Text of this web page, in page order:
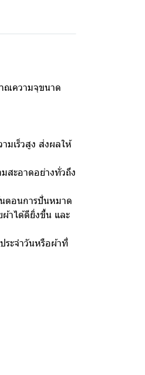
ณความจุขนาด
มเร็วสูง ส่งผลให้
สะอาดอย่างทั่วถึง
ตอนการปั่นหมาด
าได้ดียิ่งขึ้น และ
ระจำวันหรือผ้าที่